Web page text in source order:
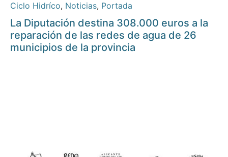
Ciclo Hidríco, Noticias, Portada
La Diputación destina 308.000 euros a la
reparación de las redes de agua de 26
municipios de la provincia